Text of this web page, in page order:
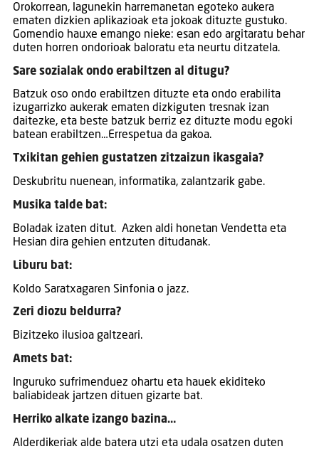
Orokorrean, lagunekin harremanetan egoteko aukera
ematen dizkien aplikazioak eta jokoak dituzte gustuko.
Gomendio hauxe emango nieke: esan edo argitaratu behar
duten horren ondorioak baloratu eta neurtu ditzatela.
Sare sozialak ondo erabiltzen al ditugu?
Batzuk oso ondo erabiltzen dituzte eta ondo erabilita
izugarrizko aukerak ematen dizkiguten tresnak izan
daitezke, eta beste batzuk berriz ez dituzte modu egoki
batean erabiltzen…Errespetua da gakoa.
Txikitan gehien gustatzen zitzaizun ikasgaia?
Deskubritu nuenean, informatika, zalantzarik gabe.
Musika talde bat:
Boladak izaten ditut. Azken aldi honetan Vendetta eta
Hesian dira gehien entzuten ditudanak.
Liburu bat:
Koldo Saratxagaren Sinfonia o jazz.
Zeri diozu beldurra?
Bizitzeko ilusioa galtzeari.
Amets bat:
Inguruko sufrimenduez ohartu eta hauek ekiditeko
baliabideak jartzen dituen gizarte bat.
Herriko alkate izango bazina…
Alderdikeriak alde batera utzi eta udala osatzen duten